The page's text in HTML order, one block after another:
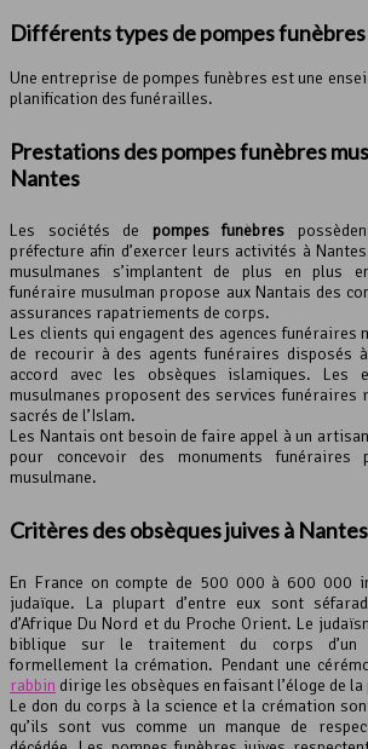
Différents types de pompes funèbres
Une entreprise de pompes funèbres est une
planification des funérailles.
Prestations des pompes funèbres
Nantes
Les sociétés de pompes funèbres
préfecture afin d’exercer leurs activités à
musulmanes s’implantent de plus en plus
funéraire musulman propose aux Nantais des
assurances rapatriements de corps.
Les clients qui engagent des agences funéraires
de recourir à des agents funéraires disposés
accord avec les obsèques islamiques. Les
musulmanes proposent des services funéraires
sacrés de l’Islam.
Les Nantais ont besoin de faire appel à un
pour concevoir des monuments
musulmane.
Critères des obsèques juives à Nantes
En France on compte de 500 000 à 600 000
judaïque. La plupart d’entre eux sont
d’Afrique Du Nord et du Proche Orient. Le
biblique sur le traitement du corps d’un
formellement la crémation. Pendant une
rabbin dirige les obsèques en faisant l’éloge de la
Le don du corps à la science et la crémation
qu’ils sont vus comme un manque de